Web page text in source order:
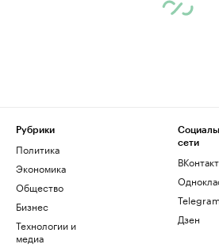
Рубрики
Политика
Экономика
Общество
Бизнес
Технологии и
медиа
сети
Telegram
Дзен